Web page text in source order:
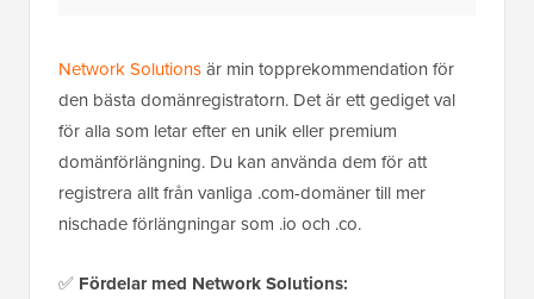
Network Solutionsär min topprekommendation för
den bästa domänregistratorn. Det är ett gediget val
för alla som letar efter en unik eller premium
domänförlängning. Du kan använda dem för att
registrera allt från vanliga .com-domäner till mer
nischade förlängningar som .io och .co.
✅ Fördelar med Network Solutions: